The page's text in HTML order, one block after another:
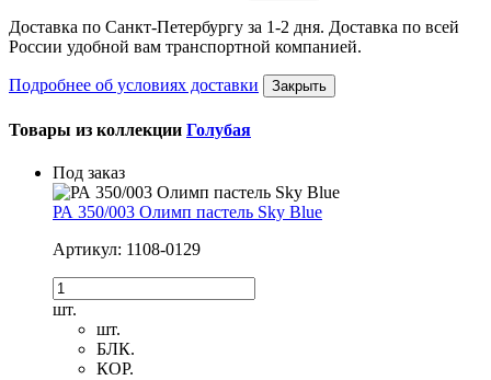
Доставка по Санкт-Петербургу за 1-2 дня. Доставка по всей
России удобной вам транспортной компанией.
Подробнее об условиях доставки Закрыть
Товары из коллекции Голубая
Под заказ
РА 350/003 Олимп пастель Sky Blue
Артикул: 1108-0129
шт.
шт.
БЛК.
КОР.